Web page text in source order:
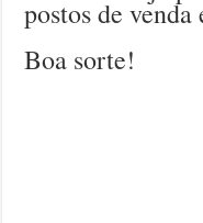
postos de
Boa sorte!